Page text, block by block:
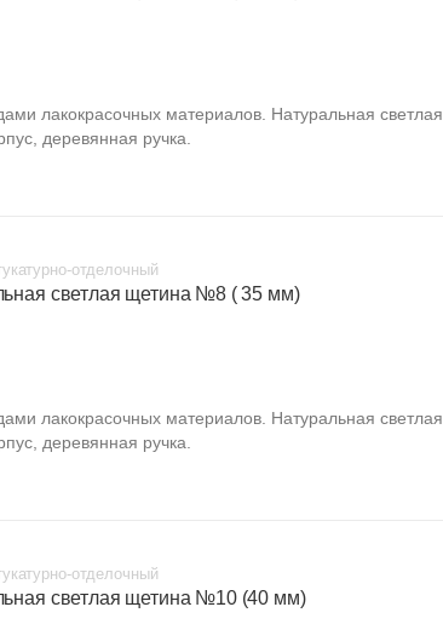
лакокрасочных материалов. Натуральная светлая
деревянная ручка.
отделочный
светлая щетина №8 ( 35 мм)
лакокрасочных материалов. Натуральная светлая
деревянная ручка.
отделочный
светлая щетина №10 (40 мм)